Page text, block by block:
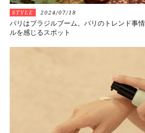
STYLE 2024/07/18
パリはブラジルブーム。パリのトレンド事
ルを感じるスポット